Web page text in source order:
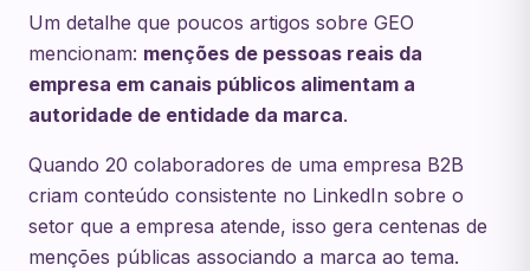
Um detalhe que poucos artigos sobre GEO
mencionam: menções de pessoas reais da
empresa em canais públicos alimentam a
autoridade de entidade da marca.
Quando 20 colaboradores de uma empresa B2B
criam conteúdo consistente no LinkedIn sobre o
setor que a empresa atende, isso gera centenas de
menções públicas associando a marca ao tema.